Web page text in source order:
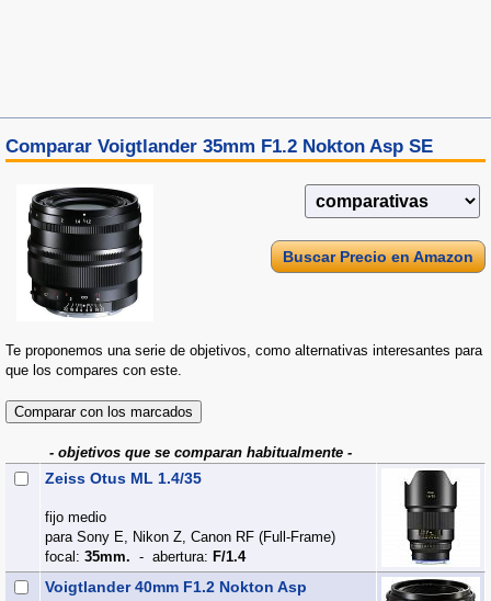
Comparar Voigtlander 35mm F1.2 Nokton Asp SE
Buscar Precio en Amazon
Te proponemos una serie de objetivos, como alternativas interesantes para
que los compares con este.
- objetivos que se comparan habitualmente -
Zeiss Otus ML 1.4/35
fijo medio
para Sony E, Nikon Z, Canon RF (Full‑Frame)
focal: 35mm. - abertura: F/1.4
Voigtlander 40mm F1.2 Nokton Asp